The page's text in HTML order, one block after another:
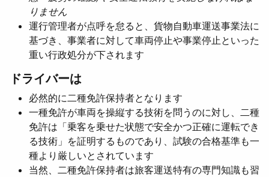
りません
運行管理者が点呼を怠ると、貨物自動車運送事業法に
基づき、事業者に対して車両停止や事業停止といった
重い行政処分が下されます
ドライバーは
必然的に二種免許保持者となります
一種免許が車両を操縦する技術を問うのに対し、二種
免許は「乗客を乗せた状態で安全かつ正確に運転でき
る技術」を証明するものであり、試験の合格基準も一
種より厳しいとされています
当然、二種免許保持者は旅客運送特有の専門知識も習